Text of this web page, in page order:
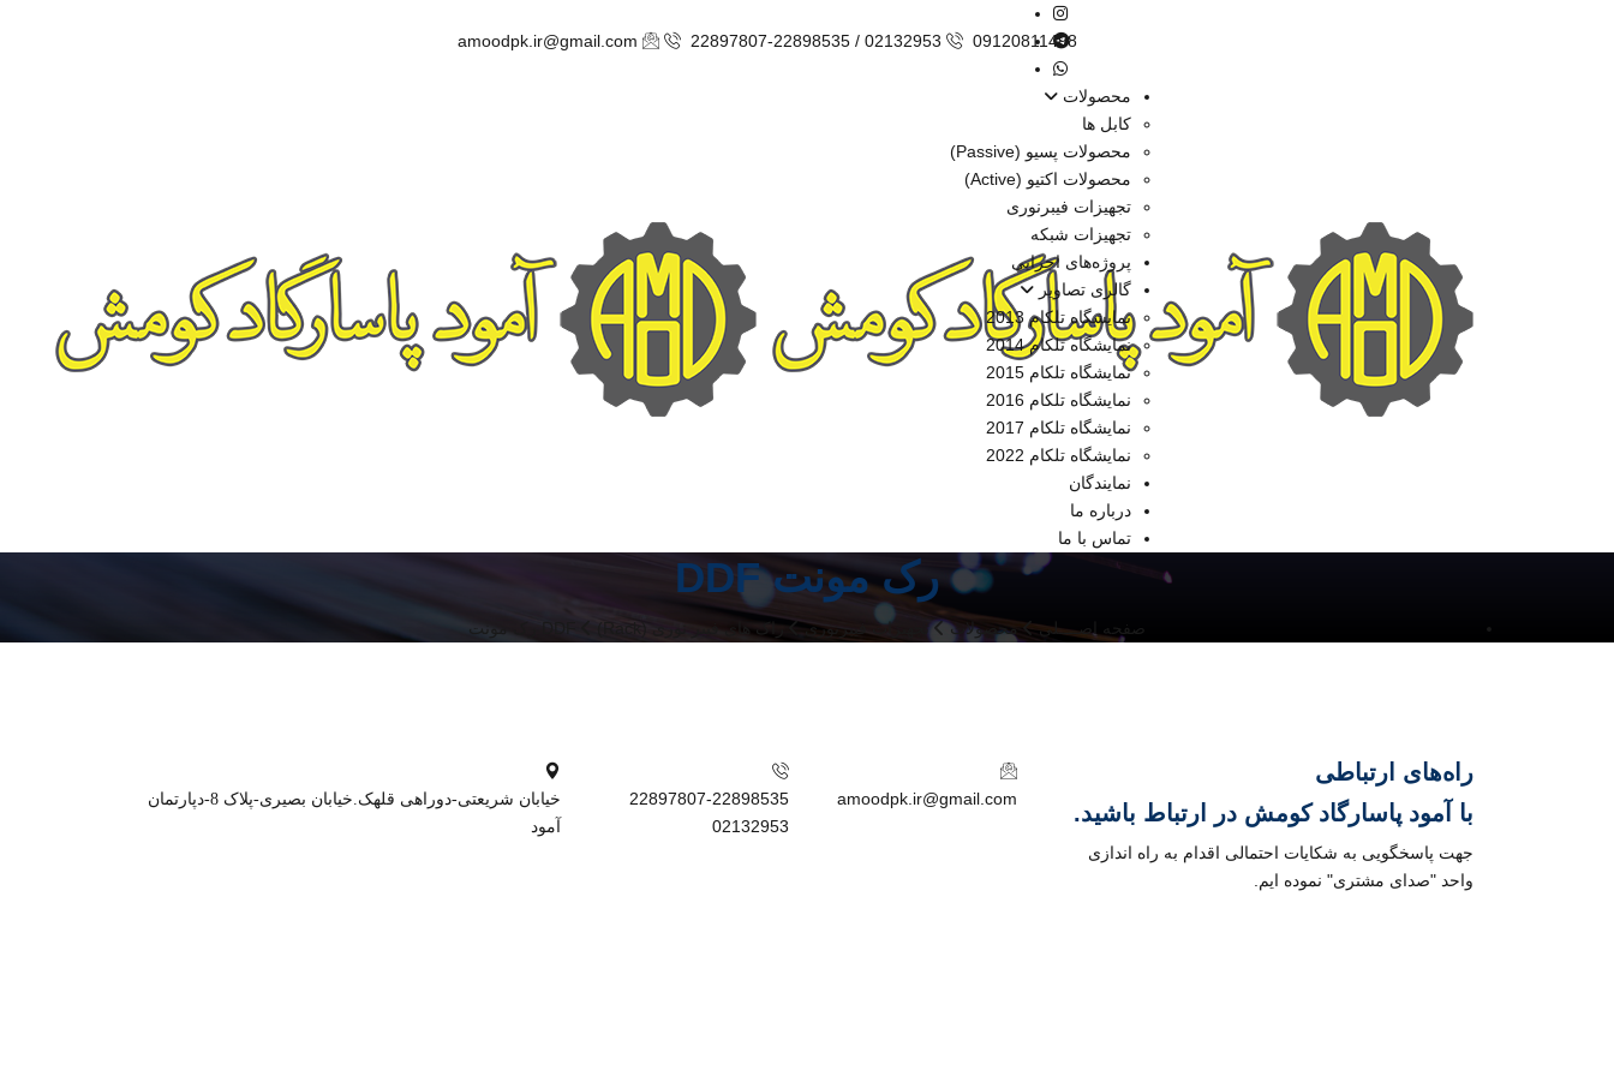
amoodpk.ir@gmail.com 22897807-22898535 / 02132953 09120811498
محصولات
کابل ها
محصولات پسیو (Passive)
محصولات اکتیو (Active)
تجهیزات فیبرنوری
تجهیزات شبکه
پروژه‌های اجرایی
گالری تصاویر
نمایشگاه تلکام 2013
نمایشگاه تلکام 2014
نمایشگاه تلکام 2015
نمایشگاه تلکام 2016
نمایشگاه تلکام 2017
نمایشگاه تلکام 2022
نمایندگان
درباره ما
تماس با ما
DDF رک مونت
صفحه اصــــلی محصولات تجهیزات فیبرنوری راک های فیبر نوری (Rack)
راه‌های ارتباطی
با
آمود پاسارگاد کومش در ارتباط باشید.
جهت پاسخگویی به شکایات احتمالی اقدام به راه اندازی
واحد "صدای مشتری" نموده ایم.
amoodpk.ir@gmail.com
22897807-22898535
02132953
خیابان شریعتی-دوراهی قلهک.خیابان بصیری-پلاک 8-دپارتمان
آمود